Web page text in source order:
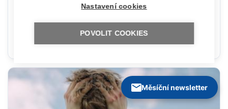
očekávání podpořila vláda. Na tiskové konferenci
zákona Babiš, podle Plagy byla podpora kabinetu
jednomyslná.
Měsíční newsletter
Nastavení cookies
POVOLIT COOKIES